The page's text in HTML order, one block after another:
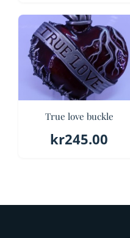
True love buckle
kr245.00